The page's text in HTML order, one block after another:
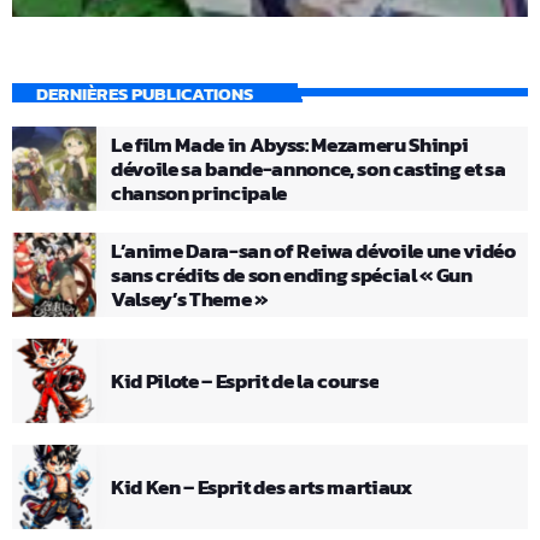
DERNIÈRES PUBLICATIONS
Le film Made in Abyss: Mezameru Shinpi
dévoile sa bande-annonce, son casting et sa
chanson principale
L’anime Dara-san of Reiwa dévoile une vidéo
sans crédits de son ending spécial « Gun
Valsey’s Theme »
Kid Pilote – Esprit de la course
Kid Ken – Esprit des arts martiaux